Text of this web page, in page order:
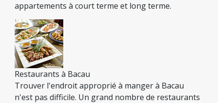
appartements à court terme et long terme.
Restaurants à Bacau
Trouver l'endroit approprié à manger à Bacau
n'est pas difficile. Un grand nombre de restaurants